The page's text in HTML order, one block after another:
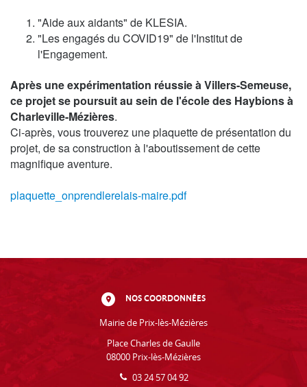
"Aide aux aidants" de KLESIA.
"Les engagés du COVID19" de l'Institut de
l'Engagement.
Après une expérimentation réussie à Villers-Semeuse,
ce projet se poursuit au sein de l'école des Haybions à
Charleville-Mézières.
Ci-après, vous trouverez une plaquette de présentation du
projet, de sa construction à l'aboutissement de cette
magnifique aventure.
plaquette_onprendlerelais-maire.pdf
NOS COORDONNÉES
Mairie de Prix-lès-Mézières
Place Charles de Gaulle
08000 Prix-lès-Mézières
03 24 57 04 92